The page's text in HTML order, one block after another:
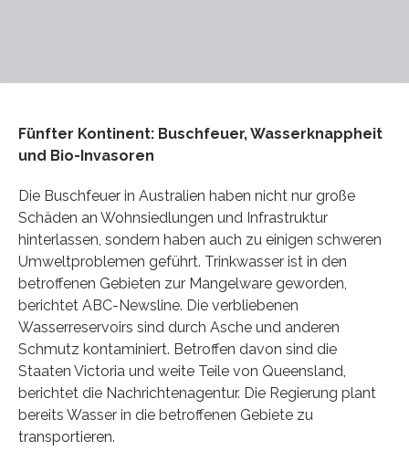
Fünfter Kontinent: Buschfeuer, Wasserknappheit
und Bio-Invasoren
Die Buschfeuer in Australien haben nicht nur große
Schäden an Wohnsiedlungen und Infrastruktur
hinterlassen, sondern haben auch zu einigen schweren
Umweltproblemen geführt. Trinkwasser ist in den
betroffenen Gebieten zur Mangelware geworden,
berichtet ABC-Newsline. Die verbliebenen
Wasserreservoirs sind durch Asche und anderen
Schmutz kontaminiert. Betroffen davon sind die
Staaten Victoria und weite Teile von Queensland,
berichtet die Nachrichtenagentur. Die Regierung plant
bereits Wasser in die betroffenen Gebiete zu
transportieren.